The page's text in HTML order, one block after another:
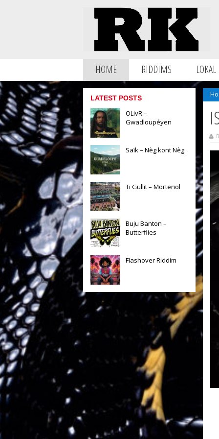
HOME RIDDIMS LOKAL
LATEST POSTS
OLivR –
Gwadloupéyen
Saïk – Nèg kont Nèg
Ti Gullit – Mortenol
Buju Banton –
Butterflies
Flashover Riddim